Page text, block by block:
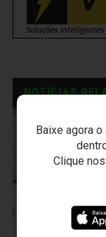
Baixe agora o
Clique
NOTÍCIAS